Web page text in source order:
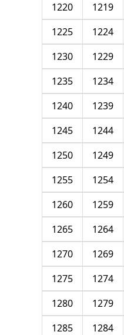
1219
1220
1224
1225
1229
1230
1234
1235
1239
1240
1244
1245
1249
1250
1254
1255
1259
1260
1264
1265
1269
1270
1274
1275
1279
1280
1284
1285